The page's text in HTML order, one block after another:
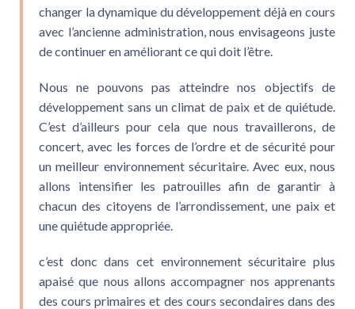
changer la dynamique du développement déjà en cours
avec l’ancienne administration, nous envisageons juste
de continuer en améliorant ce qui doit l’être.
Nous ne pouvons pas atteindre nos objectifs de
développement sans un climat de paix et de quiétude.
C’est d’ailleurs pour cela que nous travaillerons, de
concert, avec les forces de l’ordre et de sécurité pour
un meilleur environnement sécuritaire. Avec eux, nous
allons intensifier les patrouilles afin de garantir à
chacun des citoyens de l’arrondissement, une paix et
une quiétude appropriée.
c’est donc dans cet environnement sécuritaire plus
apaisé que nous allons accompagner nos apprenants
des cours primaires et des cours secondaires dans des